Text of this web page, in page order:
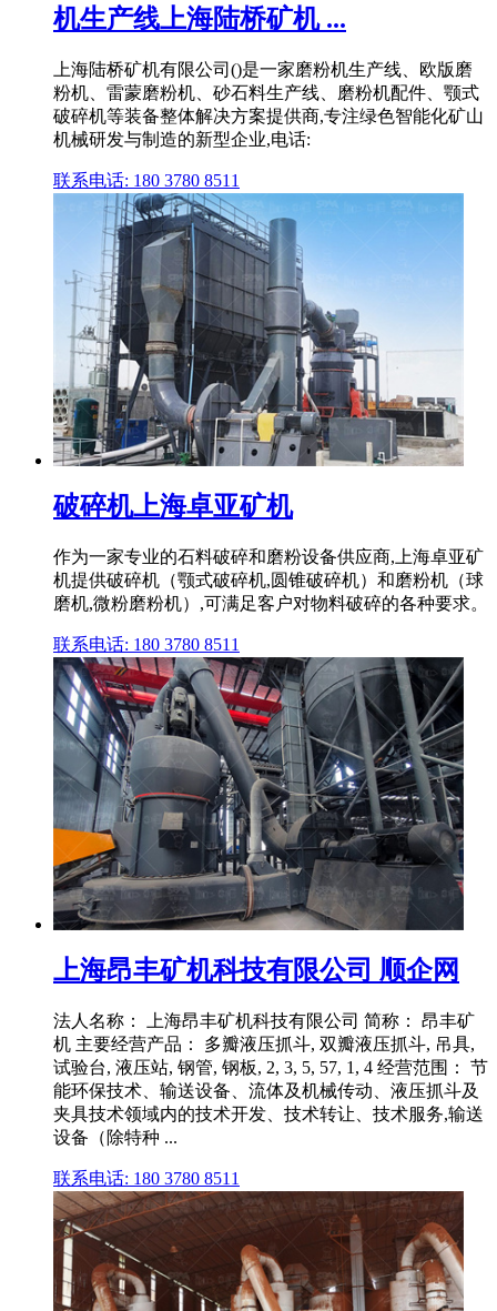
机生产线上海陆桥矿机 ...
上海陆桥矿机有限公司()是一家磨粉机生产线、欧版磨
粉机、雷蒙磨粉机、砂石料生产线、磨粉机配件、颚式
破碎机等装备整体解决方案提供商,专注绿色智能化矿山
机械研发与制造的新型企业,电话:
联系电话: 180 3780 8511
破碎机上海卓亚矿机
作为一家专业的石料破碎和磨粉设备供应商,上海卓亚矿
机提供破碎机（颚式破碎机,圆锥破碎机）和磨粉机（球
磨机,微粉磨粉机）,可满足客户对物料破碎的各种要求。
联系电话: 180 3780 8511
上海昂丰矿机科技有限公司 顺企网
法人名称： 上海昂丰矿机科技有限公司 简称： 昂丰矿
机 主要经营产品： 多瓣液压抓斗, 双瓣液压抓斗, 吊具,
试验台, 液压站, 钢管, 钢板, 2, 3, 5, 57, 1, 4 经营范围： 节
能环保技术、输送设备、流体及机械传动、液压抓斗及
夹具技术领域内的技术开发、技术转让、技术服务,输送
设备（除特种 ...
联系电话: 180 3780 8511